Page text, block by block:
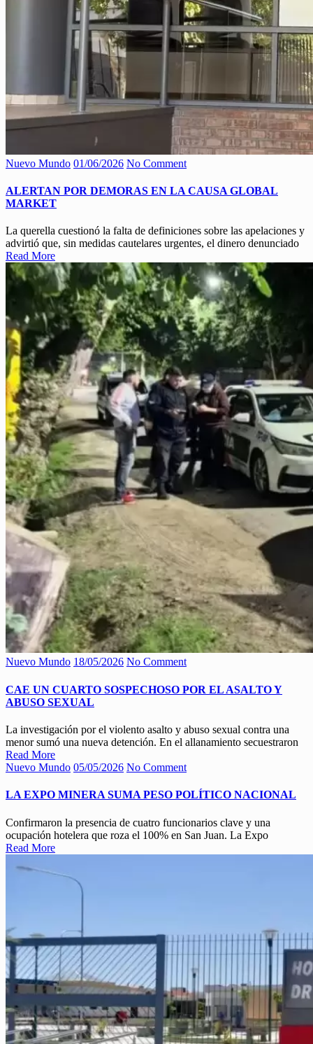
Nuevo Mundo 01/06/2026 No Comment
ALERTAN POR DEMORAS EN LA CAUSA GLOBAL
MARKET
La querella cuestionó la falta de definiciones sobre las apelaciones y
advirtió que, sin medidas cautelares urgentes, el dinero denunciado
Read More
Nuevo Mundo 18/05/2026 No Comment
CAE UN CUARTO SOSPECHOSO POR EL ASALTO Y
ABUSO SEXUAL
La investigación por el violento asalto y abuso sexual contra una
menor sumó una nueva detención. En el allanamiento secuestraron
Read More
Nuevo Mundo 05/05/2026 No Comment
LA EXPO MINERA SUMA PESO POLÍTICO NACIONAL
Confirmaron la presencia de cuatro funcionarios clave y una
ocupación hotelera que roza el 100% en San Juan. La Expo
Read More